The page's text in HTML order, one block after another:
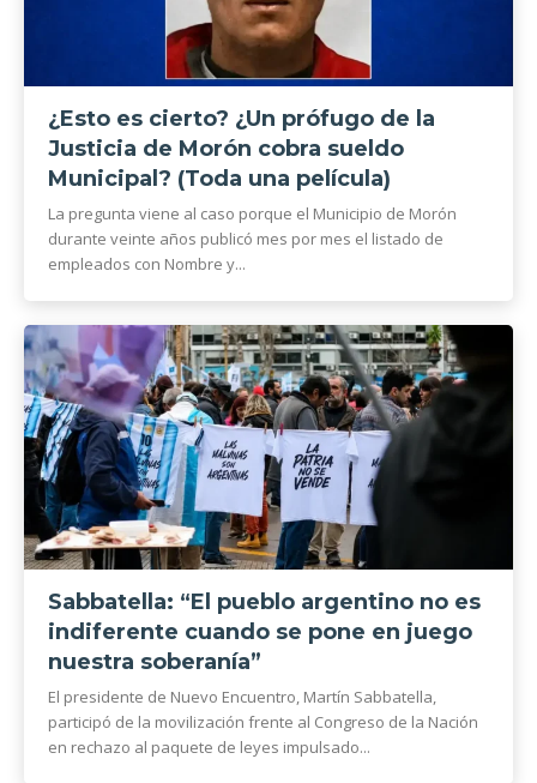
¿Esto es cierto? ¿Un prófugo de la
Justicia de Morón cobra sueldo
Municipal? (Toda una película)
La pregunta viene al caso porque el Municipio de Morón
durante veinte años publicó mes por mes el listado de
empleados con Nombre y...
Sabbatella: “El pueblo argentino no es
indiferente cuando se pone en juego
nuestra soberanía”
El presidente de Nuevo Encuentro, Martín Sabbatella,
participó de la movilización frente al Congreso de la Nación
en rechazo al paquete de leyes impulsado...